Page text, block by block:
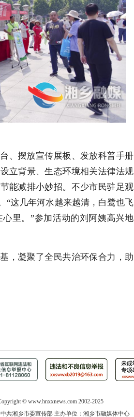
、摆放宣传展板、发放科普手册
立背景、生态环境相关法律法规
能减排小妙招。不少市民驻足观
“这几年河水越来越清，白鹭也飞
里。”参加活动的刘阿姨高兴地
，凝聚了全民共治环保合力，助
© www.hnxxnews.com2002-2025
共湘乡市委宣传部 主办单位：湘乡市融媒体中心